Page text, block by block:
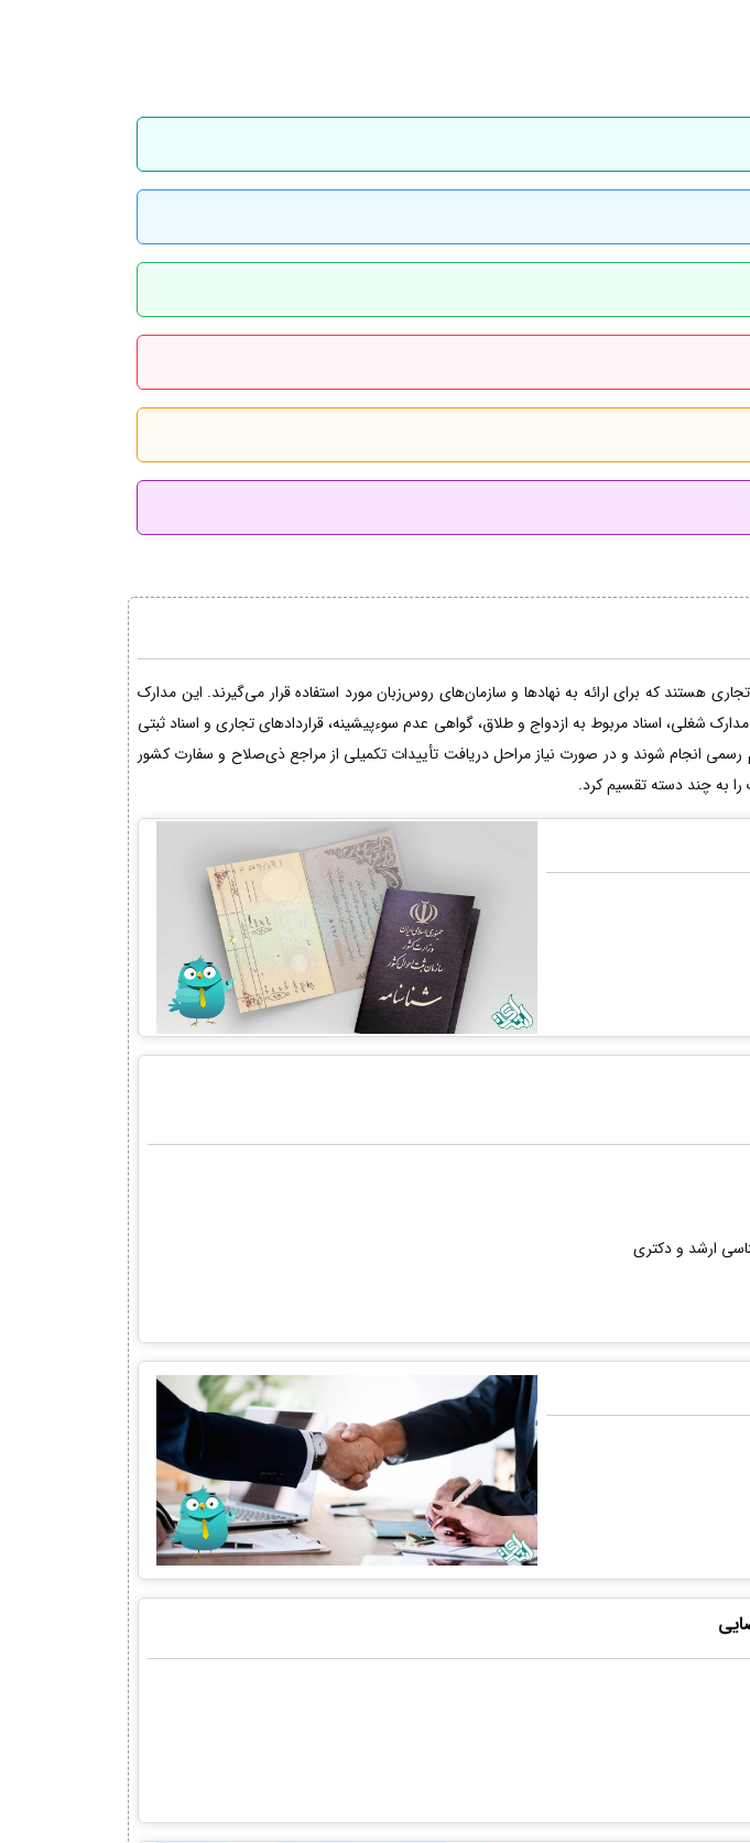
هستند که برای ارائه به نهادها و سازمان‌های روس‌زبان مورد استفاده قرار می‌گیرند. این مدارک
شغلی، اسناد مربوط به ازدواج و طلاق، گواهی عدم سوءپیشینه، قراردادهای تجاری و اسناد ثبتی
انجام شوند و در صورت نیاز مراحل دریافت تأییدات تکمیلی از مراجع ذی‌صلاح و سفارت کشور
را به چند دسته تقسیم کرد.
ارشد و دکتری